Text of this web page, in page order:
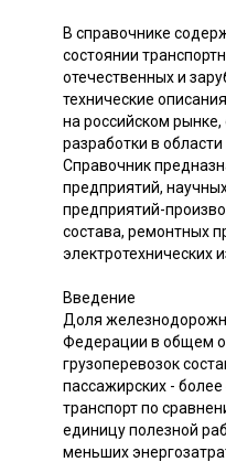
В справочнике
состоянии
отечественных и
технические
на российском
разработки в области
Справочник
предприятий,
предприятий-
состава, ремонтных
электротехнических
Введение
Доля
Федерации в общем
грузоперевозок
пассажирских -
транспорт по
единицу полезной
меньших